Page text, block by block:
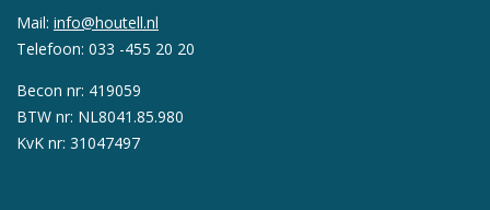
Mail: info@houtell.nl
Telefoon: 033 -455 20 20
Becon nr: 419059
BTW nr: NL8041.85.980
KvK nr: 31047497